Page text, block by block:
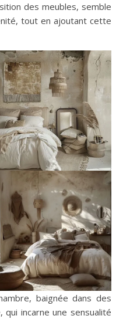
des meubles, semble
tout en ajoutant cette
baignée dans des
incarne une sensualité